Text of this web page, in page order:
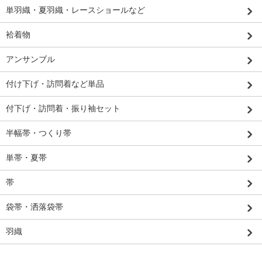
単羽織・夏羽織・レースショールなど
袷着物
アンサンブル
付け下げ・訪問着など単品
付下げ・訪問着・振り袖セット
半幅帯・つくり帯
単帯・夏帯
帯
袋帯・洒落袋帯
羽織